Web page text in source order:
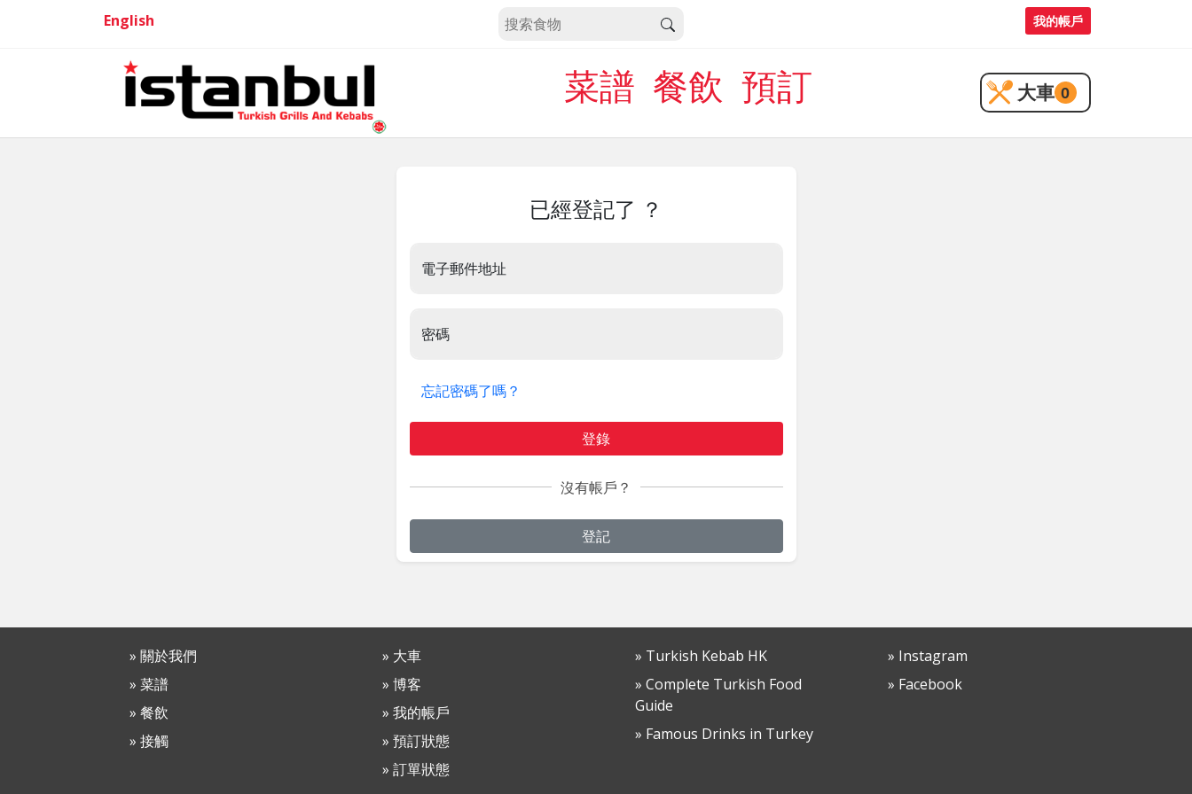
English 我的帳戶
菜譜 餐飲 預訂 大車 0
已經登記了 ？
電子郵件地址
密碼
忘記密碼了嗎？
登錄
沒有帳戶？
登記
» 關於我們
» 菜譜
» 餐飲
» 接觸
» 大車
» 博客
» 我的帳戶
» 預訂狀態
» 訂單狀態
» Turkish Kebab HK
» Complete Turkish Food
Guide
» Famous Drinks in Turkey
» Instagram
» Facebook